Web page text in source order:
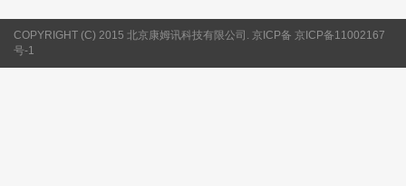
COPYRIGHT (C) 2015 北京康姆讯科技有限公司. 京ICP备 京ICP备11002167
号-1